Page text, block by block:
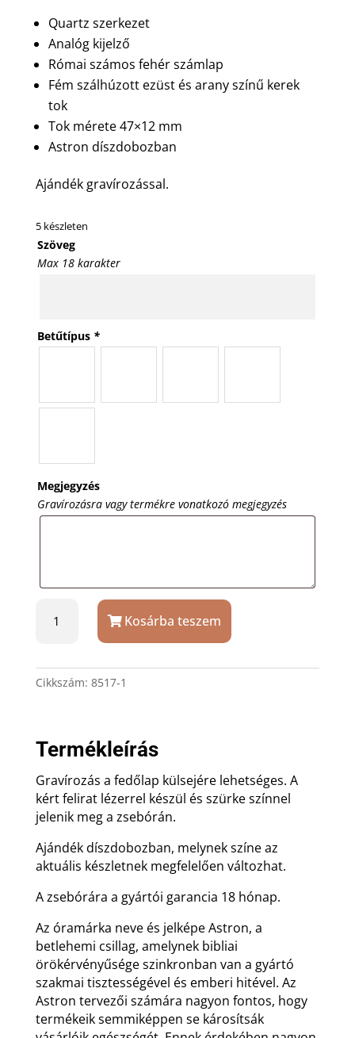
Quartz szerkezet
Analóg kijelző
Római számos fehér számlap
Fém szálhúzott ezüst és arany színű kerek
tok
Tok mérete 47×12 mm
Astron díszdobozban
Ajándék gravírozással.
5 készleten
Szöveg
Max 18 karakter
Betűtípus *
Megjegyzés
Gravírozásra vagy termékre vonatkozó megjegyzés
zsebóra
mintával,
Kosárba teszem
Cikkszám: 8517-1
Termékleírás
Gravírozás a fedőlap külsejére lehetséges. A
kért felirat lézerrel készül és szürke színnel
jelenik meg a zsebórán.
Ajándék díszdobozban, melynek színe az
aktuális készletnek megfelelően változhat.
A zsebórára a gyártói garancia 18 hónap.
Az óramárka neve és jelképe Astron, a
betlehemi csillag, amelynek bibliai
örökérvényűsége szinkronban van a gyártó
szakmai tisztességével és emberi hitével. Az
Astron tervezői számára nagyon fontos, hogy
termékeik semmiképpen se károsítsák